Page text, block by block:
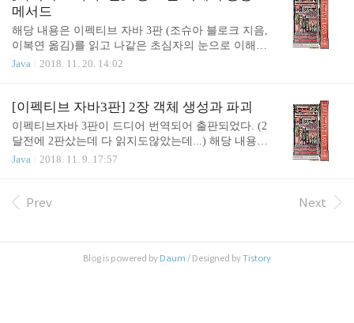
제도 많이 뺐다. 참고로 책의 코드는 https://github.co
m/WegraLee/effective-java-3e-source-code 에서 볼 수
있다. 4장의 아이템 목록클래스와 멤버의 접근 권한
을 최소화하라public 클래스에서는 public 필드가 아
닌 접근자 메서드를 사용하라변경 가능성을 최소화
설계하고 문서화하라. 그렇지 않..
메서드
해당 내용은 이펙티브 자바 3판 (조슈아 블로크 지음,
이복연 옮김)를 읽고 나같은 초심자의 눈으로 이해한
내용을 정리해보았다. 책에 있는 내용을 기반으로 썼
서 그러신가.. 구글 라이브러리(AutoValue 등)들을 책
전면에서 홍보하고 있는 느낌이 있다..ㅋㅋㅋㅋ 구글
의 라이브러리들도 물론 좋지만, apache commons나 l
ombok 을 (국내에서는) 아마 더 많이 실무에 쓰고 계
시지 않을까 추측해본다. 3장의 아이템 목록equals는
든 hashCode도 재정의하라toString을 항상 재정의하
라clone 재정의는 주의해서 진행하..
Java 2018. 11. 20. 14:02
[이펙티브 자바3판] 2장 객체 생성과 파괴
이펙티브자바 3판이 드디어 번역되어 출판되었다. (2
달전에 2판샀는데 다 읽지도않았는데...) 해당 내용은
이펙티브 자바 3판 (조슈아 블로크 지음, 이복연 옮
사길..바랍니다) 책에 있는 내용을 기반으로 썼지만,
생성자에 매개변수가 많다면 빌더를 고려하라private
Java 2018. 11. 9. 17:57
Prev Next
Blog is powered by Daum / Designed byTistory